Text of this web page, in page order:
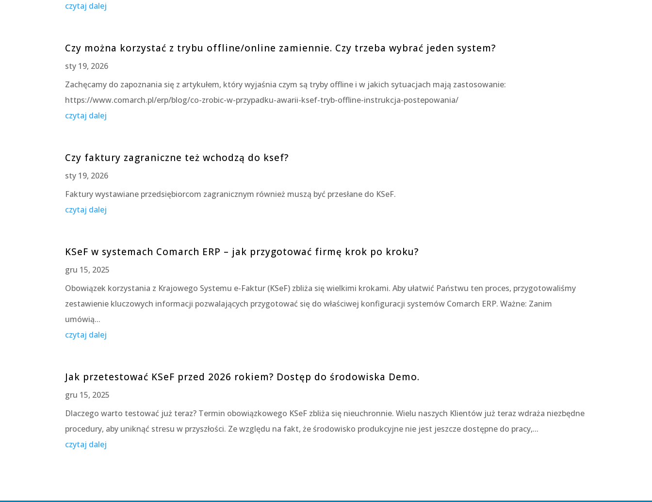
czytaj dalej
Czy można korzystać z trybu offline/online zamiennie. Czy trzeba wybrać jeden system?
sty 19, 2026
Zachęcamy do zapoznania się z artykułem, który wyjaśnia czym są tryby offline i w jakich sytuacjach mają zastosowanie:
https://www.comarch.pl/erp/blog/co-zrobic-w-przypadku-awarii-ksef-tryb-offline-instrukcja-postepowania/
czytaj dalej
Czy faktury zagraniczne też wchodzą do ksef?
sty 19, 2026
Faktury wystawiane przedsiębiorcom zagranicznym również muszą być przesłane do KSeF.
czytaj dalej
KSeF w systemach Comarch ERP – jak przygotować firmę krok po kroku?
gru 15, 2025
Obowiązek korzystania z Krajowego Systemu e-Faktur (KSeF) zbliża się wielkimi krokami. Aby ułatwić Państwu ten proces, przygotowaliśmy
zestawienie kluczowych informacji pozwalających przygotować się do właściwej konfiguracji systemów Comarch ERP. Ważne: Zanim
umówią...
czytaj dalej
Jak przetestować KSeF przed 2026 rokiem? Dostęp do środowiska Demo.
gru 15, 2025
Dlaczego warto testować już teraz? Termin obowiązkowego KSeF zbliża się nieuchronnie. Wielu naszych Klientów już teraz wdraża niezbędne
procedury, aby uniknąć stresu w przyszłości. Ze względu na fakt, że środowisko produkcyjne nie jest jeszcze dostępne do pracy,...
czytaj dalej